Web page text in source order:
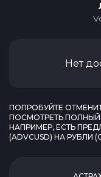
Нет
ПОПРОБУЙТЕ
ПОСМОТРЕТЬ
НАПРИМЕР, ЕСТЬ
(ADVCUSD) НА РУБЛИ (